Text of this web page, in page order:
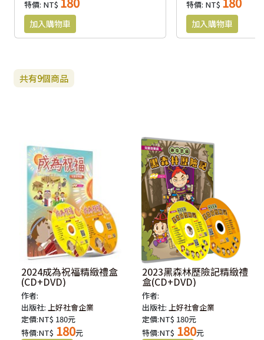
特價: NT$ 特價: NT$
共有9個商品
2024成為祝福精緻禮盒
(CD+DVD)
作者:
出版社:上好社會企業
定價:NT$ 180元
特價:NT$ 180元
2023黑森林歷險記精緻禮
盒(CD+DVD)
作者:
出版社:上好社會企業
定價:NT$ 180元
特價:NT$ 180元